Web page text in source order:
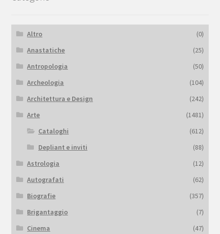
Altro
(0)
Anastatiche
(25)
Antropologia
(50)
Archeologia
(104)
Architettura e Design
(242)
Arte
(1481)
Cataloghi
(612)
Depliant e inviti
(88)
Astrologia
(12)
Autografati
(62)
Biografie
(357)
Brigantaggio
(7)
Cinema
(47)